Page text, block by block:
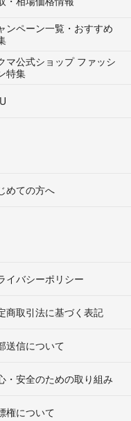
ンペーン一覧・おすすめ
マ公式ショップ ファッシ
特集
めての方へ
イバシーポリシー
商取引法に基づく表記
送信について
・安全のための取り組み
権について